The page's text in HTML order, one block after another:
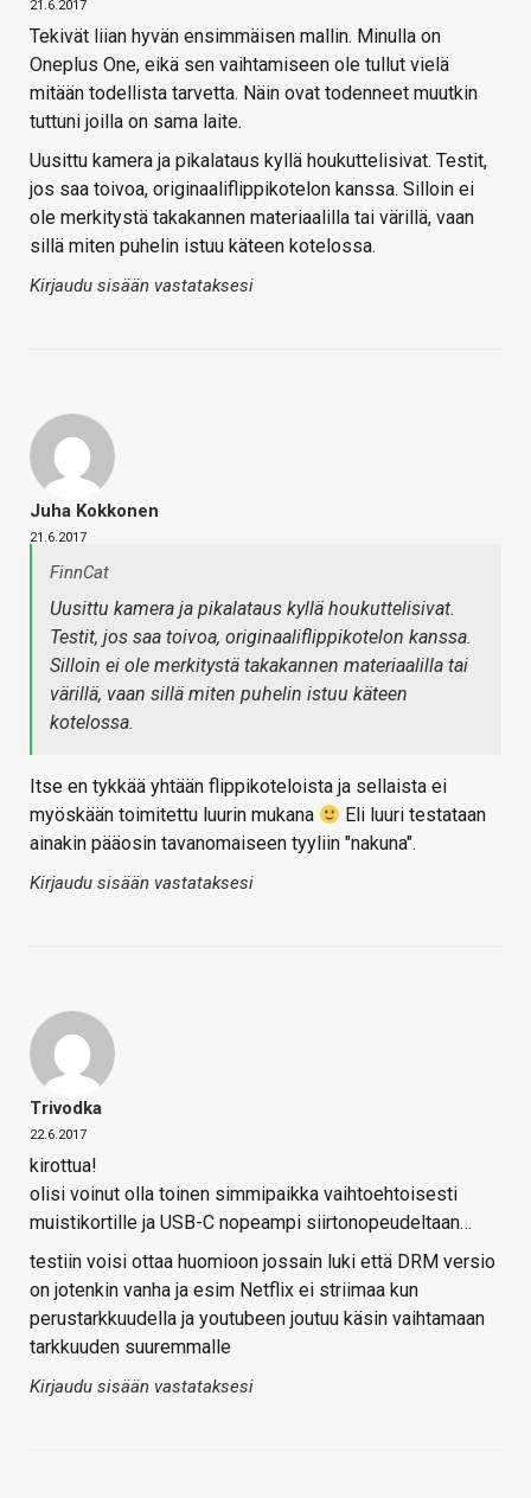
21.6.2017
Tekivät liian hyvän ensimmäisen mallin. Minulla on
Oneplus One, eikä sen vaihtamiseen ole tullut vielä
mitään todellista tarvetta. Näin ovat todenneet muutkin
tuttuni joilla on sama laite.
Uusittu kamera ja pikalataus kyllä houkuttelisivat. Testit,
jos saa toivoa, originaaliflippikotelon kanssa. Silloin ei
ole merkitystä takakannen materiaalilla tai värillä, vaan
sillä miten puhelin istuu käteen kotelossa.
Kirjaudu sisään vastataksesi
Juha Kokkonen
21.6.2017
FinnCat
Uusittu kamera ja pikalataus kyllä houkuttelisivat.
Testit, jos saa toivoa, originaaliflippikotelon kanssa.
Silloin ei ole merkitystä takakannen materiaalilla tai
värillä, vaan sillä miten puhelin istuu käteen
kotelossa.
Itse en tykkää yhtään flippikoteloista ja sellaista ei
myöskään toimitettu luurin mukana
Eli luuri testataan
ainakin pääosin tavanomaiseen tyyliin "nakuna".
Kirjaudu sisään vastataksesi
Trivodka
22.6.2017
kirottua!
olisi voinut olla toinen simmipaikka vaihtoehtoisesti
muistikortille ja USB-C nopeampi siirtonopeudeltaan…
testiin voisi ottaa huomioon jossain luki että DRM versio
on jotenkin vanha ja esim Netflix ei striimaa kun
perustarkkuudella ja youtubeen joutuu käsin vaihtamaan
tarkkuuden suuremmalle
Kirjaudu sisään vastataksesi